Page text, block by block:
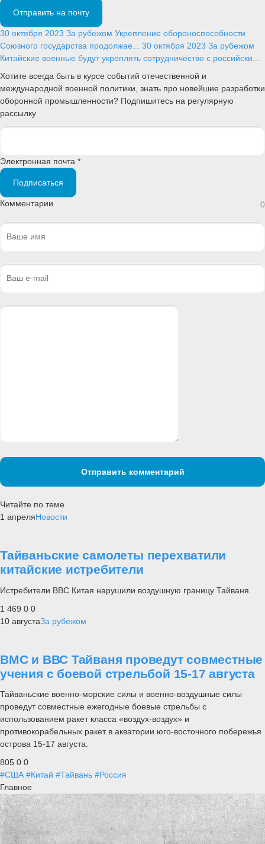
Отправить на почту
30 октября 2023 За рубежом Укрепление обороноспособности
Союзного государства продолжае... 30 октября 2023 За рубежом
Китайские военные будут укреплять сотрудничество с российски...
Хотите всегда быть в курсе событий отечественной и
международной военной политики, знать про новейшие разработки
оборонной промышленности? Подпишитесь на регулярную
рассылку
Электронная почта *
Подписаться
Комментарии 0
Отправить комментарий
Читайте по теме
1 апреляНовости
Тайваньские самолеты перехватили
китайские истребители
Истребители ВВС Китая нарушили воздушную границу Тайваня.
1 469 0 0
10 августаЗа рубежом
ВМС и ВВС Тайваня проведут совместные
учения с боевой стрельбой 15-17 августа
Тайваньские военно-морские силы и военно-воздушные силы
проведут совместные ежегодные боевые стрельбы с
использованием ракет класса «воздух-воздух» и
противокорабельных ракет в акватории юго-восточного побережья
острова 15-17 августа.
805 0 0
#США #Китай #Тайвань #Россия
Главное